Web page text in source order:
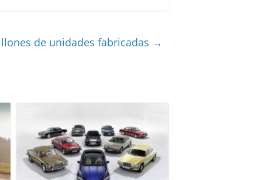
de unidades fabricadas →